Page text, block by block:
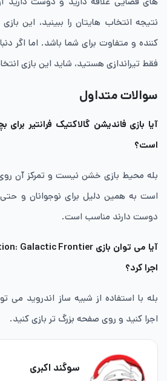
نتیجه انتخاب هایتان را ببینید، این
کننده و متفاوت برای شما باشد. اما اگر
فقط تیراندازی هستید، شاید این بازی
سوالات متداول
آیا بازی فاندیشن گالاکتیک فرانتیر
است؟
بله محیط بازی خشن نیست و تمرکز آن
است به همین دلیل برای نوجوانان و
دوست دارند مناسب است.
اجرا کرد؟
بله با استفاده از شبیه ساز اندروید می
اجرا کنید و روی صفحه بزرگ تر بازی کنید.
سوگند اکبری